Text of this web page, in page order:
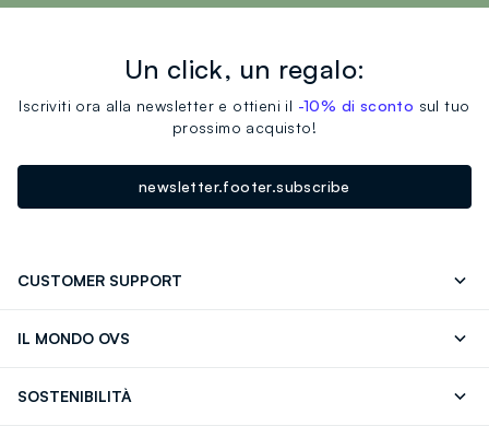
Un click, un regalo:
Iscriviti ora alla newsletter e ottieni il -10% di sconto sul tuo
prossimo acquisto!
newsletter.footer.subscribe
CUSTOMER SUPPORT
IL MONDO OVS
SOSTENIBILITÀ